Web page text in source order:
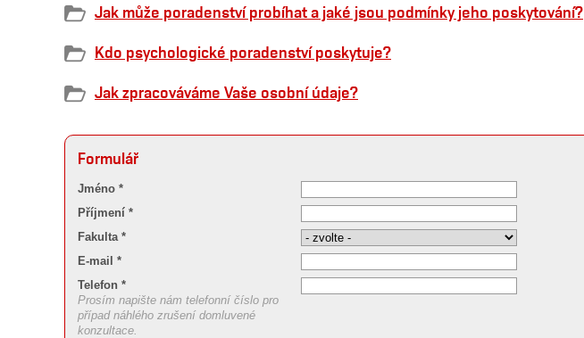
Jak může poradenství probíhat a jaké jsou podmínky jeho poskytování?
Kdo psychologické poradenství poskytuje?
Jak zpracováváme Vaše osobní údaje?
Formulář
Jméno *
Příjmení *
Fakulta *
E-mail *
Telefon *
Prosím napište nám telefonní číslo pro
případ náhlého zrušení domluvené
konzultace.